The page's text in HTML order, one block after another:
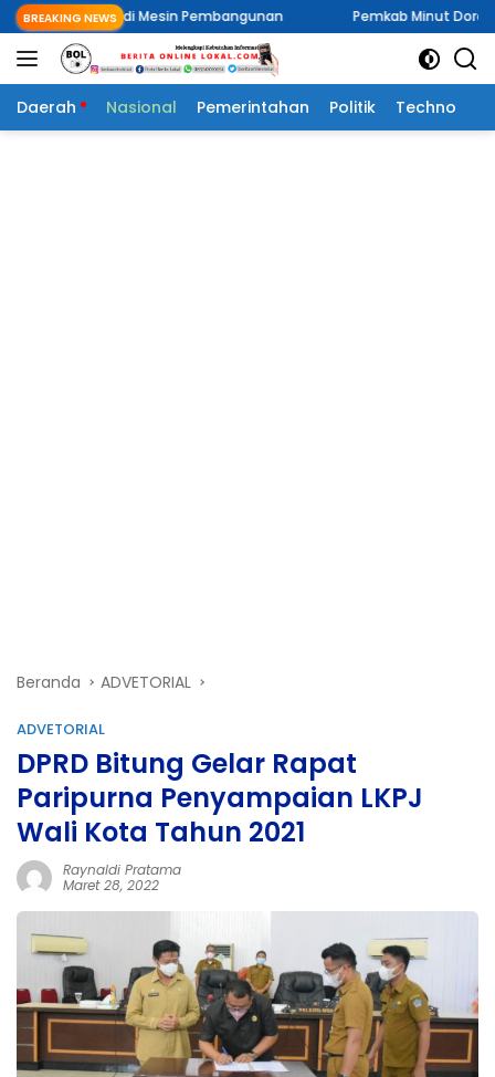
Langsung
ke
konten
BREAKING NEWS
Mesin Pembangunan Pemkab Minut Dorong
Daerah Nasional Pemerintahan Politik Techno
Beranda ADVETORIAL
ADVETORIAL
DPRD Bitung Gelar Rapat
Paripurna Penyampaian LKPJ
Wali Kota Tahun 2021
Raynaldi Pratama
Maret 28, 2022